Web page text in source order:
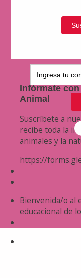
Infórmate
Animal
Suscríbete a
recibe toda la
animales y la
https://
Bienvenida/o al
educacional de